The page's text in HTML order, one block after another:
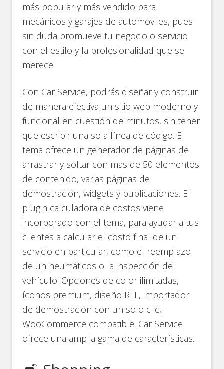
más popular y más vendido para
mecánicos y garajes de automóviles, pues
sin duda promueve tu negocio o servicio
con el estilo y la profesionalidad que se
merece.
Con Car Service, podrás diseñar y construir
de manera efectiva un sitio web moderno y
funcional en cuestión de minutos, sin tener
que escribir una sola línea de código. El
tema ofrece un generador de páginas de
arrastrar y soltar con más de 50 elementos
de contenido, varias páginas de
demostración, widgets y publicaciones. El
plugin calculadora de costos viene
incorporado con el tema, para ayudar a tus
clientes a calcular el costo final de un
servicio en particular, como el reemplazo
de un neumáticos o la inspección del
vehículo. Opciones de color ilimitadas,
íconos premium, diseño RTL, importador
de demostración con un solo clic,
WooCommerce compatible. Car Service
ofrece una amplia gama de características.